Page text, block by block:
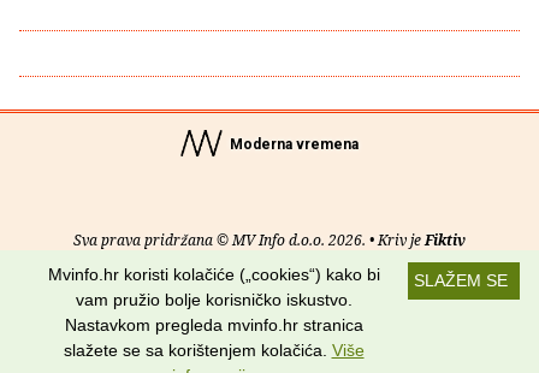
Moderna vremena
Sva prava pridržana © MV Info d.o.o. 2026. • Kriv jeFiktiv
Uvjeti korištenja RSS kanali
Potraži nas na:
SLAŽEM SE
Mvinfo.hr koristi kolačiće („cookies“) kako bi
vam pružio bolje korisničko iskustvo.
Nastavkom pregleda mvinfo.hr stranica
slažete se sa korištenjem kolačića. Više